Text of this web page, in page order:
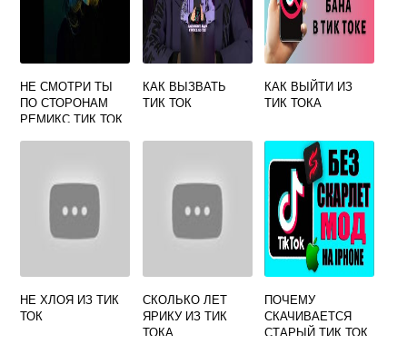
НЕ СМОТРИ ТЫ
ПО СТОРОНАМ
РЕМИКС ТИК ТОК
КАК ВЫЗВАТЬ
ТИК ТОК
КАК ВЫЙТИ ИЗ
ТИК ТОКА
НЕ ХЛОЯ ИЗ ТИК
ТОК
СКОЛЬКО ЛЕТ
ЯРИКУ ИЗ ТИК
ТОКА
ПОЧЕМУ
СКАЧИВАЕТСЯ
СТАРЫЙ ТИК ТОК